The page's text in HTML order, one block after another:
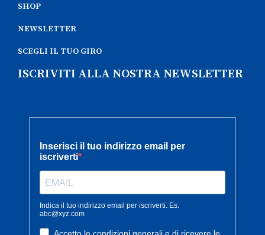
SHOP
NEWSLETTER
SCEGLI IL TUO GIRO
ISCRIVITI ALLA NOSTRA NEWSLETTER